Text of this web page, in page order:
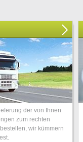
der von Ihnen
zum rechten
wir kümmern